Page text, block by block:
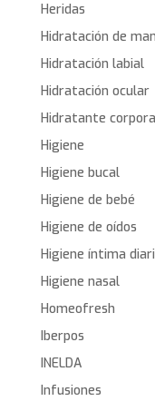
Heridas
Hidratación de
Hidratación labial
Hidratación ocular
Hidratante
Higiene
Higiene bucal
Higiene de bebé
Higiene de oídos
Higiene íntima
Higiene nasal
Homeofresh
Iberpos
INELDA
Infusiones